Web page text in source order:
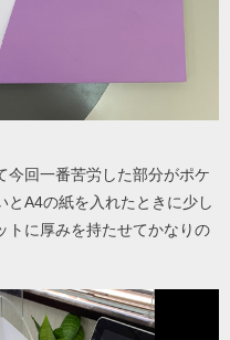
今回一番苦労した部分がポケ
とA4の紙を入れたときに少し
トに厚みを持たせてかなりの